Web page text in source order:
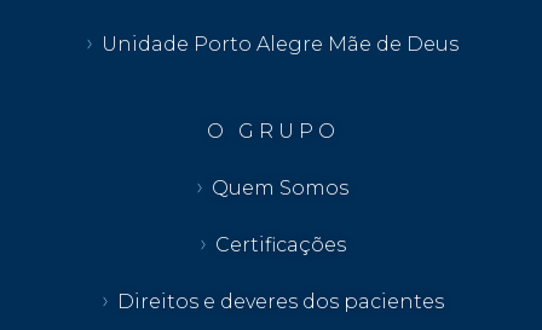
Unidade Porto Alegre Mãe de Deus
O G R U P O
Quem Somos
Certificações
Direitos e deveres dos pacientes